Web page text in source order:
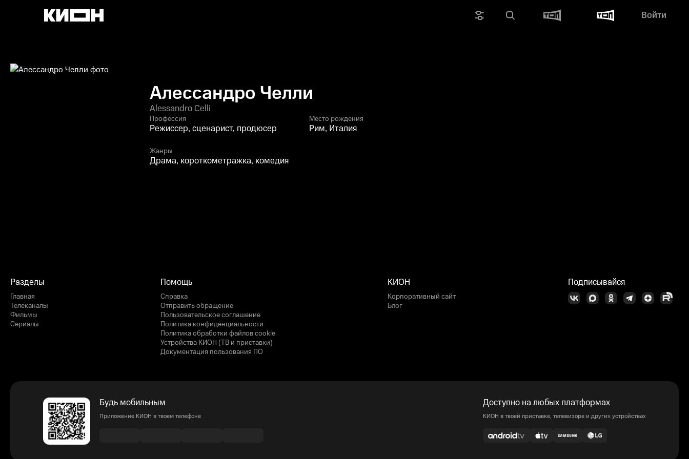
Войти
Алессандро Челли
Alessandro Celli
Профессия
Режиссер, сценарист, продюсер
Место рождения
Рим, Италия
Жанры
Драма, короткометражка, комедия
Разделы
Главная
Телеканалы
Фильмы
Сериалы
Помощь
Справка
Отправить обращение
Пользовательское соглашение
Политика конфиденциальности
Политика обработки файлов cookie
Устройства КИОН (ТВ и приставки)
Документация пользования ПО
КИОН
Корпоративный сайт
Блог
Подписывайся
Будь мобильным
Приложение КИОН в твоем телефоне
Доступно на любых платформах
КИОН в твоей приставке, телевизоре и других устройствах